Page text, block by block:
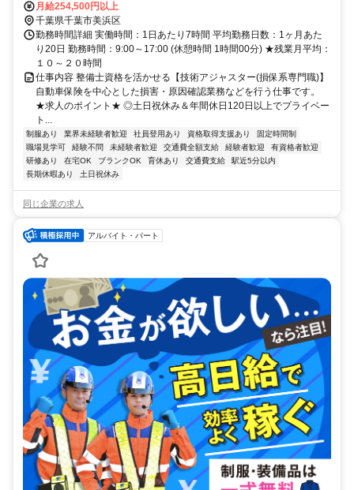
月給254,500円以上
千葉県千葉市美浜区
勤務時間詳細 実働時間：1日あたり7時間 平均勤務日数：1ヶ月あた
り20日 勤務時間：9:00～17:00 (休憩時間 1時間00分) ★残業月平均：
１０～２０時間
仕事内容 整備士資格を活かせる【技術アジャスター(損保系専門職)】
自動車保険を中心とした損害・原因確認業務などを行う仕事です。
★求人のポイント★ ◎土日祝休み＆年間休日120日以上でプライベー
ト...
制服あり 業界未経験者歓迎 社員登用あり 資格取得支援あり
固定時間制
職場見学可
経験不問 未経験者歓迎 交通費全額支給 経験者歓迎
有資格者歓迎
研修あり
在宅OK ブランクOK 育休あり 交通費支給
駅近5分以内
長期休暇あり
土日祝休み
同じ企業の求人
アルバイト・パート